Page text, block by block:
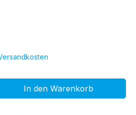
Gib den
In den Warenkorb